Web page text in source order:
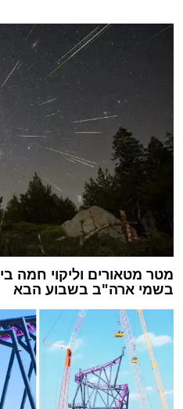
מטר מטאורים וליקוי חמה
בשמי ארה"ב בשבוע הבא